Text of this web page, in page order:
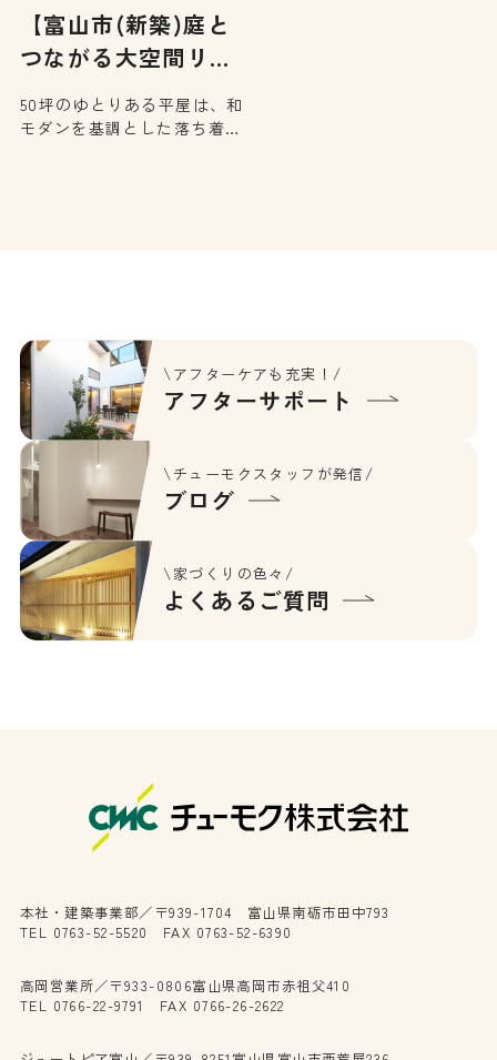
【富山市(新築)庭と
つながる大空間リビ
ン…
50坪のゆとりある平屋は、和
モダンを基調とした落ち着き
[…]
\アフターケアも充実！/
アフターサポート
\チューモクスタッフが発信/
ブログ
\家づくりの色々/
よくあるご質問
本社・建築事業部／〒939-1704 富山県南砺市田中793
TEL 0763-52-5520 FAX 0763-52-6390
高岡営業所／〒933-0806富山県高岡市赤祖父410
TEL 0766-22-9791 FAX 0766-26-2622